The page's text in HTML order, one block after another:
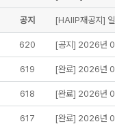
공지 [HAIIP재공지]
620 [공지] 2026년
619 [완료] 2026년
618 [완료] 2026년
617 [완료] 2026년